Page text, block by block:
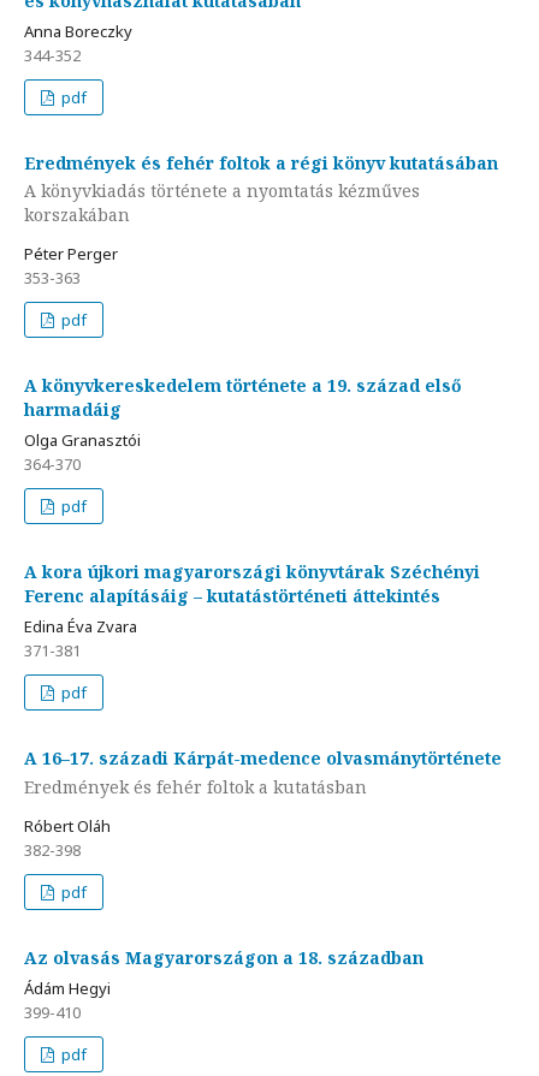
Anna Boreczky
344-352
pdf
Eredmények és fehér foltok a régi könyv kutatásában
A könyvkiadás története a nyomtatás kézműves
korszakában
Péter Perger
353-363
pdf
A könyvkereskedelem története a 19. század első
harmadáig
Olga Granasztói
364-370
pdf
A kora újkori magyarországi könyvtárak Széchényi
Ferenc alapításáig – kutatástörténeti áttekintés
Edina Éva Zvara
371-381
pdf
A 16–17. századi Kárpát-medence olvasmánytörténete
Eredmények és fehér foltok a kutatásban
Róbert Oláh
382-398
pdf
Az olvasás Magyarországon a 18. században
Ádám Hegyi
399-410
pdf